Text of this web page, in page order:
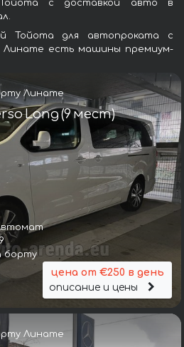
с доставкой авто в
Тойота для автопроката с
Линате есть машины премиум-
Линате
Long (9 мест)
борту
цена от €250 в день
описание и цены
Линате